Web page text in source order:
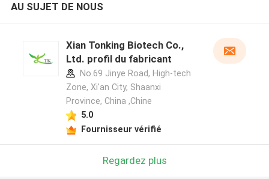
AU SUJET DE NOUS
Xian Tonking Biotech Co.,
Ltd. profil du fabricant
No.69 Jinye Road, High-tech
Zone, Xi'an City, Shaanxi
Province, China ,Chine
5.0
Fournisseur vérifié
Regardez plus